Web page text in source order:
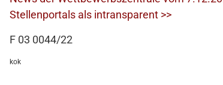
Stellenportals als intransparent >>
F 03 0044/22
kok